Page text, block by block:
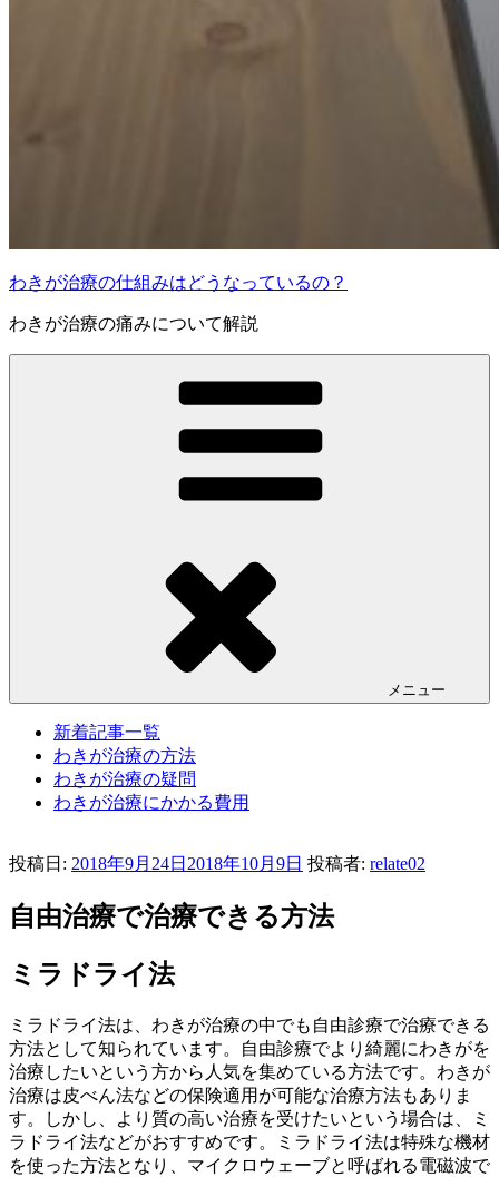
わきが治療の仕組みはどうなっているの？
わきが治療の痛みについて解説
メニュー
新着記事一覧
わきが治療の方法
わきが治療の疑問
わきが治療にかかる費用
投稿日: 2018年9月24日 2018年10月9日 投稿者: relate02
自由治療で治療できる方法
ミラドライ法
ミラドライ法は、わきが治療の中でも自由診療で治療できる
方法として知られています。自由診療でより綺麗にわきがを
治療したいという方から人気を集めている方法です。わきが
治療は皮べん法などの保険適用が可能な治療方法もありま
す。しかし、より質の高い治療を受けたいという場合は、ミ
ラドライ法などがおすすめです。ミラドライ法は特殊な機材
を使った方法となり、マイクロウェーブと呼ばれる電磁波で